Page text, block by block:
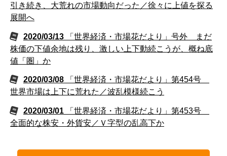
引き続き、大荒れの市場動向だった／徐々に上値を探る
展開へ
2020/03/13
「世界経済・市場花だより」号外 まだ
株価の下値余地は残り、激しい上下動続こうが、概ね底
値「圏」か
2020/03/08
「世界経済・市場花だより」第454号
世界市場は上下に荒れた／波乱模様続こう
2020/03/01
「世界経済・市場花だより」第453号
全面的な株安・外貨安／Ｖ字型の乱高下か